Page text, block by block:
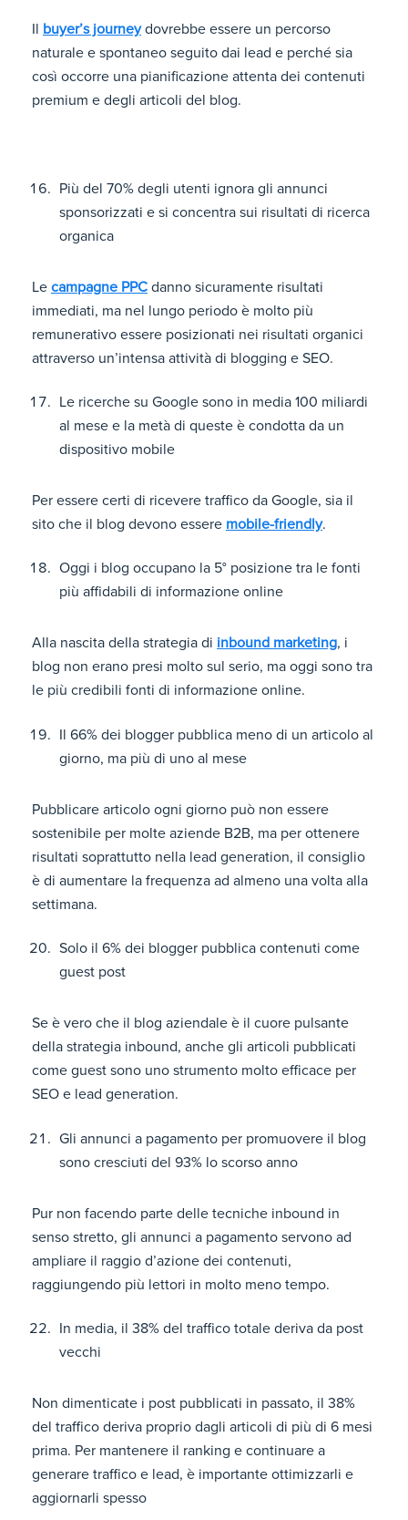
Il buyer’s journeydovrebbe essere un percorso
naturale e spontaneo seguito dai lead e perché sia
così occorre una pianificazione attenta dei contenuti
premium e degli articoli del blog.
Più del 70% degli utenti ignora gli annunci
sponsorizzati e si concentra sui risultati di ricerca
organica
Le campagne PPC danno sicuramente risultati
immediati, ma nel lungo periodo è molto più
remunerativo essere posizionati nei risultati organici
attraverso un’intensa attività di blogging e SEO.
Le ricerche su Google sono in media 100 miliardi
al mese e la metà di queste è condotta da un
dispositivo mobile
Per essere certi di ricevere traffico da Google, sia il
sito che il blog devono essere mobile-friendly.
Oggi i blog occupano la 5° posizione tra le fonti
più affidabili di informazione online
Alla nascita della strategia di inbound marketing, i
blog non erano presi molto sul serio, ma oggi sono tra
le più credibili fonti di informazione online.
Il 66% dei blogger pubblica meno di un articolo al
giorno, ma più di uno al mese
Pubblicare articolo ogni giorno può non essere
sostenibile per molte aziende B2B, ma per ottenere
risultati soprattutto nella lead generation, il consiglio
è di aumentare la frequenza ad almeno una volta alla
settimana.
Solo il 6% dei blogger pubblica contenuti come
guest post
Se è vero che il blog aziendale è il cuore pulsante
della strategia inbound, anche gli articoli pubblicati
come guest sono uno strumento molto efficace per
SEO e lead generation.
Gli annunci a pagamento per promuovere il blog
sono cresciuti del 93% lo scorso anno
Pur non facendo parte delle tecniche inbound in
senso stretto, gli annunci a pagamento servono ad
ampliare il raggio d’azione dei contenuti,
raggiungendo più lettori in molto meno tempo.
In media, il 38% del traffico totale deriva da post
vecchi
Non dimenticate i post pubblicati in passato, il 38%
del traffico deriva proprio dagli articoli di più di 6 mesi
prima. Per mantenere il ranking e continuare a
generare traffico e lead, è importante ottimizzarli e
aggiornarli spesso